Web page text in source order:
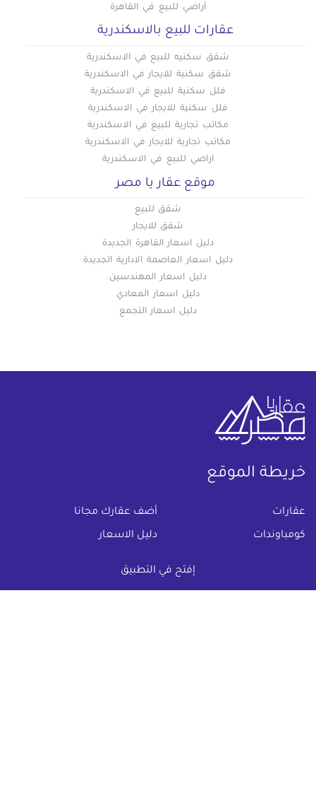
إفتح في التطبيق
أراضي للبيع في القاهرة
عقارات للبيع بالاسكندرية
شقق سكنيه للبيع في الاسكندرية
شقق سكنية للايجار في الاسكندرية
فلل سكنية للبيع في الاسكندرية
فلل سكنية للايجار في الاسكندرية
مكاتب تجارية للبيع في الاسكندرية
مكاتب تجارية للايجار في الاسكندرية
اراضي للبيع في الاسكندرية
موقع عقار يا مصر
شقق للبيع
شقق للايجار
دليل اسعار القاهرة الجديدة
دليل اسعار العاصمة الادارية الجديدة
دليل اسعار المهندسين
دليل اسعار المعادي
دليل اسعار التجمع
خريطة الموقع
عقارات أضف عقارك مجانا
كومباوندات دليل الاسعار